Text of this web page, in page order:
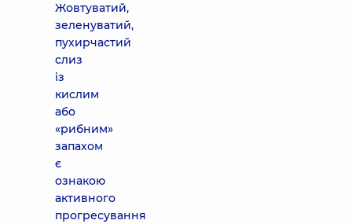
Жовтуватий,
зеленуватий,
пухирчастий
слиз
із
кислим
або
«рибним»
запахом
є
ознакою
активного
прогресування